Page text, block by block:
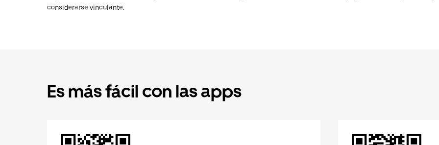
considerarse vinculante.
Es más fácil con las apps